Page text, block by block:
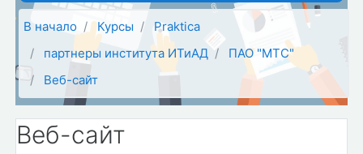
В начало Курсы
Praktica
партнеры института ИТиАД
ПАО "МТС"
Веб-сайт
Веб-сайт